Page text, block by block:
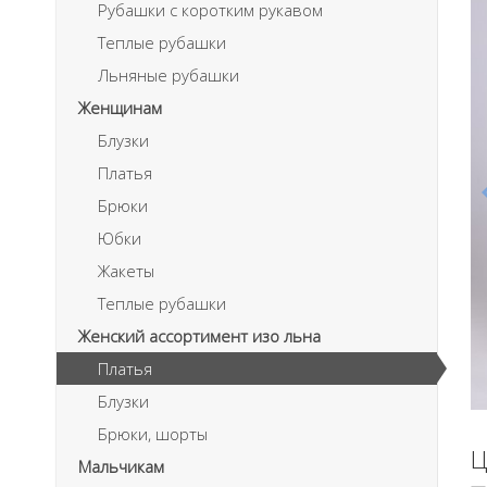
Рубашки с коротким рукавом
Теплые рубашки
Льняные рубашки
Женщинам
Блузки
Платья
Брюки
Юбки
Жакеты
Теплые рубашки
Женский ассортимент изо льна
Платья
Блузки
Брюки, шорты
Мальчикам